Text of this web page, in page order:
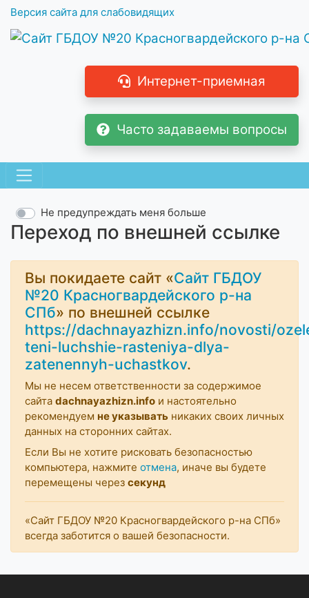
Версия сайта для слабовидящих
Интернет-приемная
Часто задаваемы вопросы
Переход по внешней ссылке
Не предупреждать меня больше
Вы покидаете сайт «Сайт ГБДОУ
№20 Красногвардейского р-на
СПб» по внешней ссылке
https://dachnayazhizn.info/novosti/
teni-luchshie-rasteniya-dlya-
zatenennyh-uchastkov.
Мы не несем ответственности за содержимое
сайта dachnayazhizn.info и настоятельно
рекомендуем не указывать никаких своих личных
данных на сторонних сайтах.
Если Вы не хотите рисковать безопасностью
компьютера, нажмите отмена, иначе вы будете
перемещены через секунд
«Сайт ГБДОУ №20 Красногвардейского р-на СПб»
всегда заботится о вашей безопасности.